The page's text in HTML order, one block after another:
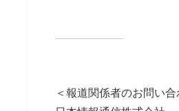
＜ 報道関係者のお問い合